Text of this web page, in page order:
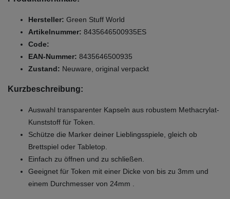
Hersteller: Green Stuff World
Artikelnummer: 8435646500935ES
Code:
EAN-Nummer: 8435646500935
Zustand: Neuware, original verpackt
Kurzbeschreibung:
Auswahl transparenter Kapseln aus robustem Methacrylat-
Kunststoff für Token.
Schütze die Marker deiner Lieblingsspiele, gleich ob
Brettspiel oder Tabletop.
Einfach zu öffnen und zu schließen.
Geeignet für Token mit einer Dicke von bis zu 3mm und
einem Durchmesser von 24mm .